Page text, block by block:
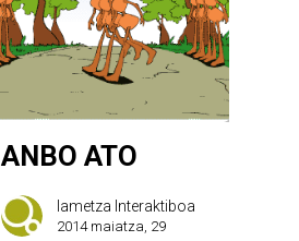
ANBO ATO
Iametza Interaktiboa
2014 maiatza, 29